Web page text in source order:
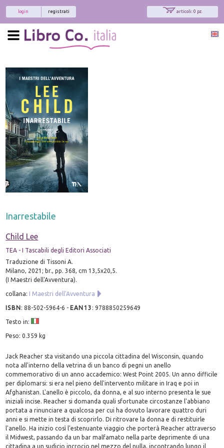
articoli: 0 pz.
registrati
login
Inarrestabile
Child Lee
TEA - I Tascabili degli Editori Associati
Traduzione di Tissoni A.
Milano, 2021; br., pp. 368, cm 13,5x20,5.
(I Maestri dell'Avventura).
collana: I Maestri dell'Avventura
ISBN:88-502-5964-6 - EAN13 :9788850259649
Testo in:
Peso: 0.359 kg
Jack Reacher sta visitando una piccola cittadina del Wisconsin, quando
nota all'interno della vetrina di un banco di pegni un anello
commemorativo di un anno accademico: West Point 2005. Un anno difficile
per diplomarsi: si era nel pieno dell'intervento militare in Iraq e poi in
Afghanistan. L'anello è piccolo, da donna, e al suo interno presenta le sue
iniziali incise. Reacher si domanda quali sfortunate circostanze l'abbiano
portata a rinunciare a qualcosa per cui ha dovuto lavorare quattro duri
anni e si mette in testa di scoprirlo. Di ritrovare la donna e di restituirle
l'anello. Ha inizio così l'estenuante viaggio che porterà Reacher attraverso
il Midwest, passando da un bar malfamato nella parte deprimente di una
cittadina a un sudicio incrocio nel mezzo del nulla, incontrando lungo il